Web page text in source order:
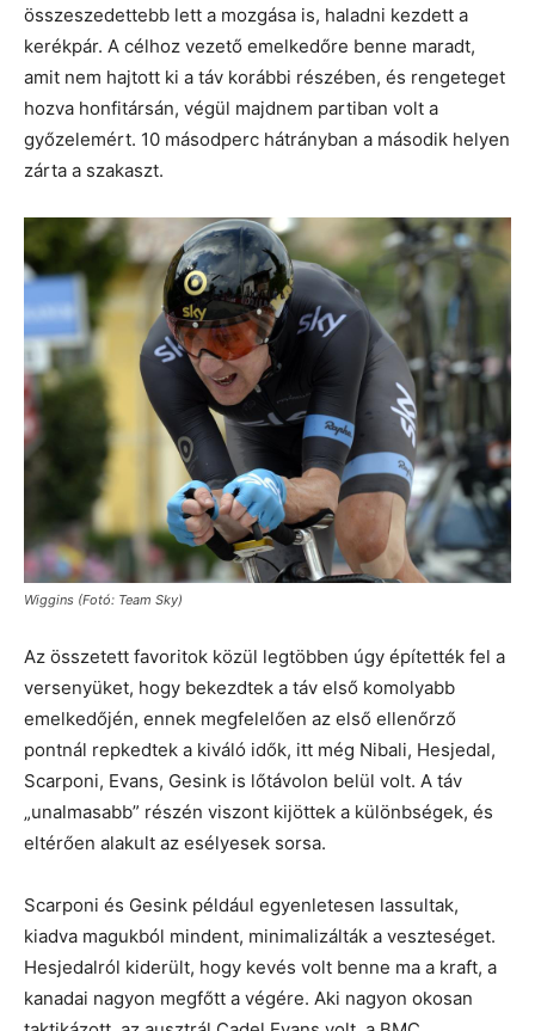
összeszedettebb lett a mozgása is, haladni kezdett a
kerékpár. A célhoz vezető emelkedőre benne maradt,
amit nem hajtott ki a táv korábbi részében, és rengeteget
hozva honfitársán, végül majdnem partiban volt a
győzelemért. 10 másodperc hátrányban a második helyen
zárta a szakaszt.
Wiggins (Fotó: Team Sky)
Az összetett favoritok közül legtöbben úgy építették fel a
versenyüket, hogy bekezdtek a táv első komolyabb
emelkedőjén, ennek megfelelően az első ellenőrző
pontnál repkedtek a kiváló idők, itt még Nibali, Hesjedal,
Scarponi, Evans, Gesink is lőtávolon belül volt. A táv
„unalmasabb” részén viszont kijöttek a különbségek, és
eltérően alakult az esélyesek sorsa.
Scarponi és Gesink például egyenletesen lassultak,
kiadva magukból mindent, minimalizálták a veszteséget.
Hesjedalról kiderült, hogy kevés volt benne ma a kraft, a
kanadai nagyon megfőtt a végére. Aki nagyon okosan